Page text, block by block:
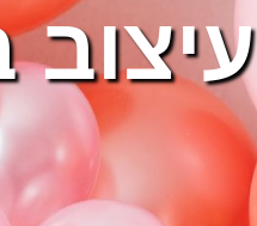
עיצוב